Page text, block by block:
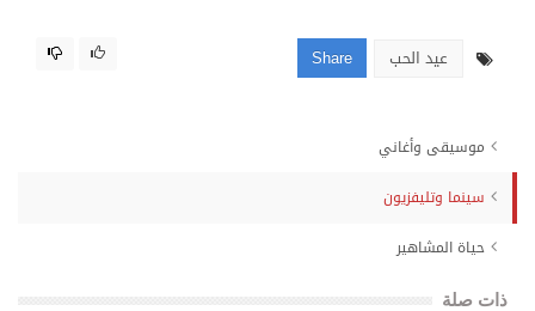
عيد الحب Share
موسيقى وأغاني
سينما وتليفزيون
حياة المشاهير
ذات صلة